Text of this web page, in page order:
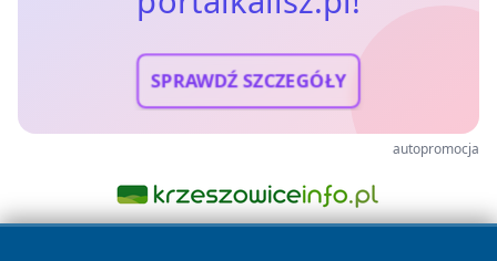
SPRAWDŹ SZCZEGÓŁY
autopromocja